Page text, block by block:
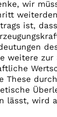
wir
ist,
weitere zur
These
lässt, wird